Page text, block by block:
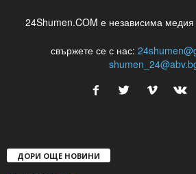
24Shumen.COM е независима
свържете се с нас:
ДОРИ ОЩЕ НОВИНИ